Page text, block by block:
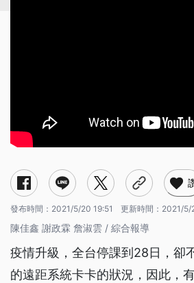
發布時間： 2021/5/20 19:51 更新時間： 2021/5/
陳佳鑫 謝政霖 詹淑雲 / 綜合報導
疫情升級，全台停課到28日，卻
的遠距系統卡卡的狀況，因此，